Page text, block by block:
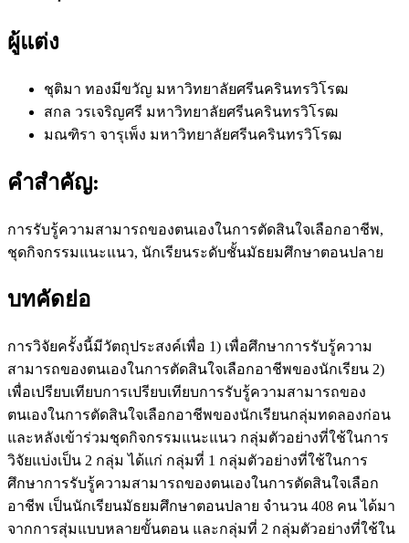
ผู้แต่ง
ชุติมา ทองมีขวัญ มหาวิทยาลัยศรีนครินทรวิโรฒ
สกล วรเจริญศรี มหาวิทยาลัยศรีนครินทรวิโรฒ
มณฑิรา จารุเพ็ง มหาวิทยาลัยศรีนครินทรวิโรฒ
คำสำคัญ:
การรับรู้ความสามารถของตนเองในการตัดสินใจเลือกอาชีพ,
ชุดกิจกรรมแนะแนว, นักเรียนระดับชั้นมัธยมศึกษาตอนปลาย
บทคัดย่อ
การวิจัยครั้งนี้มีวัตถุประสงค์เพื่อ 1) เพื่อศึกษาการรับรู้ความ
สามารถของตนเองในการตัดสินใจเลือกอาชีพของนักเรียน 2)
เพื่อเปรียบเทียบการเปรียบเทียบการรับรู้ความสามารถของ
ตนเองในการตัดสินใจเลือกอาชีพของนักเรียนกลุ่มทดลองก่อน
และหลังเข้าร่วมชุดกิจกรรมแนะแนว กลุ่มตัวอย่างที่ใช้ในการ
วิจัยแบ่งเป็น 2 กลุ่ม ได้แก่ กลุ่มที่ 1 กลุ่มตัวอย่างที่ใช้ในการ
ศึกษาการรับรู้ความสามารถของตนเองในการตัดสินใจเลือก
อาชีพ เป็นนักเรียนมัธยมศึกษาตอนปลาย จำนวน 408 คน ได้มา
จากการสุ่มแบบหลายขั้นตอน และกลุ่มที่ 2 กลุ่มตัวอย่างที่ใช้ใน